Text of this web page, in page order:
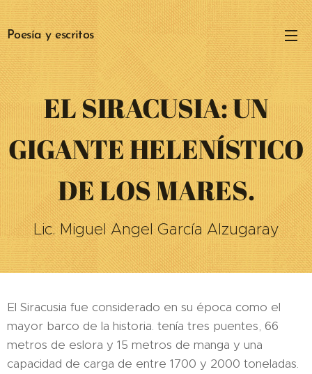
Poesía y escritos
EL SIRACUSIA: UN
GIGANTE HELENÍSTICO
DE LOS MARES.
Lic. Miguel Angel García Alzugaray
El Siracusia fue considerado en su época como el
mayor barco de la historia. tenía tres puentes, 66
metros de eslora y 15 metros de manga y una
capacidad de carga de entre 1700 y 2000 toneladas.